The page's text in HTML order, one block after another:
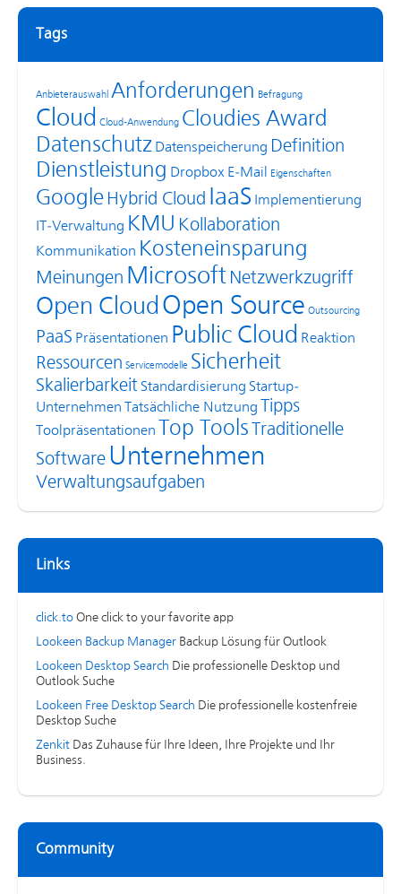
Tags
Anbieterauswahl Anforderungen Befragung
Cloud Cloud-Anwendung Cloudies Award
Datenschutz Datenspeicherung Definition
Dienstleistung Dropbox E-Mail Eigenschaften
Google Hybrid Cloud IaaS Implementierung
IT-Verwaltung KMU Kollaboration
Kommunikation Kosteneinsparung
Meinungen Microsoft Netzwerkzugriff
Open CloudOpen Source Outsourcing
PaaS Präsentationen Public Cloud Reaktion
Ressourcen Servicemodelle Sicherheit
Skalierbarkeit Standardisierung Startup-
Unternehmen Tatsächliche Nutzung Tipps
Toolpräsentationen Top Tools
Traditionelle
Software Unternehmen
Verwaltungsaufgaben
Links
click.to One click to your favorite app
Lookeen Backup Manager Backup Lösung für Outlook
Lookeen Desktop Search Die professionelle Desktop und
Outlook Suche
Lookeen Free Desktop Search Die professionelle kostenfreie
Desktop Suche
Zenkit Das Zuhause für Ihre Ideen, Ihre Projekte und Ihr
Business.
Community